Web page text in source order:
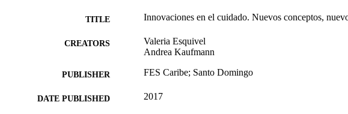
TITLE Innovaciones en el cuidado. Nuevos conceptos,
CREATORS
Valeria Esquivel
Andrea Kaufmann
PUBLISHER FES Caribe; Santo Domingo
DATE PUBLISHED 2017